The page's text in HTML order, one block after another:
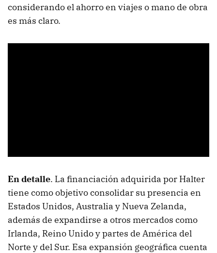
considerando el ahorro en viajes o mano de obra
es más claro.
En detalle. La financiación adquirida por Halter
tiene como objetivo consolidar su presencia en
Estados Unidos, Australia y Nueva Zelanda,
además de expandirse a otros mercados como
Irlanda, Reino Unido y partes de América del
Norte y del Sur. Esa expansión geográfica cuenta